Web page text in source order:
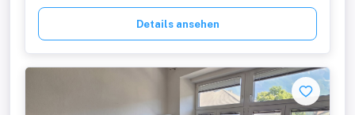
Details ansehen